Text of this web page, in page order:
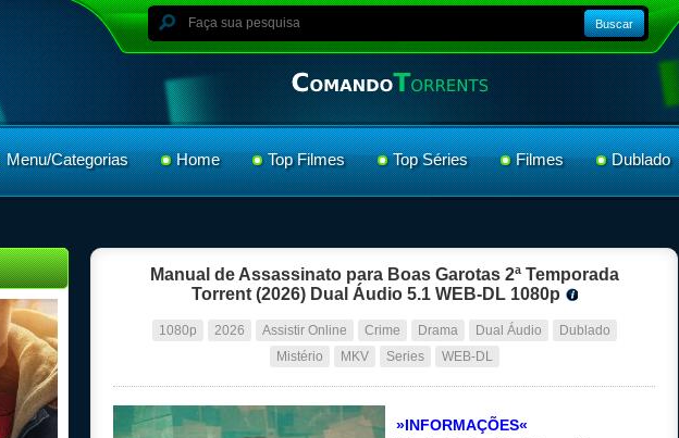
Buscar
Menu/Categorias Home Top Filmes Top Séries Filmes Dublado
Manual de Assassinato para Boas Garotas 2ª Temporada
Torrent (2026) Dual Áudio 5.1 WEB-DL 1080p
1080p 2026 Assistir Online Crime Drama Dual Áudio
Dublado
Mistério
MKV Series WEB-DL
»INFORMAÇÕES«